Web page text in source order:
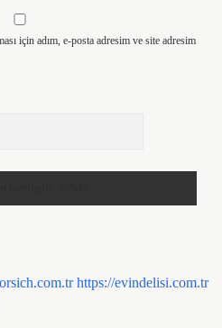
için adım, e-posta adresim ve site adresim
https://evindelisi.com.tr